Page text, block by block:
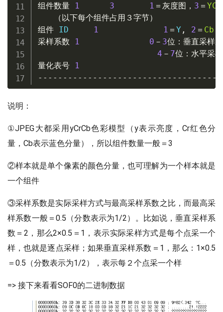
组件数量
1 3 1 ＝灰度图， 3 ＝
（以下每个组件占用３字节）
组件 ID 1 1 ＝ Y , 2 ＝ Cb
采样系数
1 0 － 3位：垂直采样
4 － 7位：水平采
量化表号
1
说明：
①JPEG大都采用yCrCb色彩模型（y表示亮度，Cr红色分
量，Cb表示蓝色分量），所以组件数量一般＝3
②样本就是单个像素的颜色分量，也可理解为一个样本就是
一个组件
③采样系数是实际采样方式与最高采样系数之比，而最高采
样系数一般＝0.5（分数表示为1/2）。比如说，垂直采样系
数＝2，那么2×0.5＝1，表示实际采样方式是每个点采一个
样，也就是逐点采样；如果垂直采样系数＝1，那么：1×0.5
＝0.5（分数表示为1/2），表示每２个点采一个样
=> 接下来看看SOF0的二进制数据